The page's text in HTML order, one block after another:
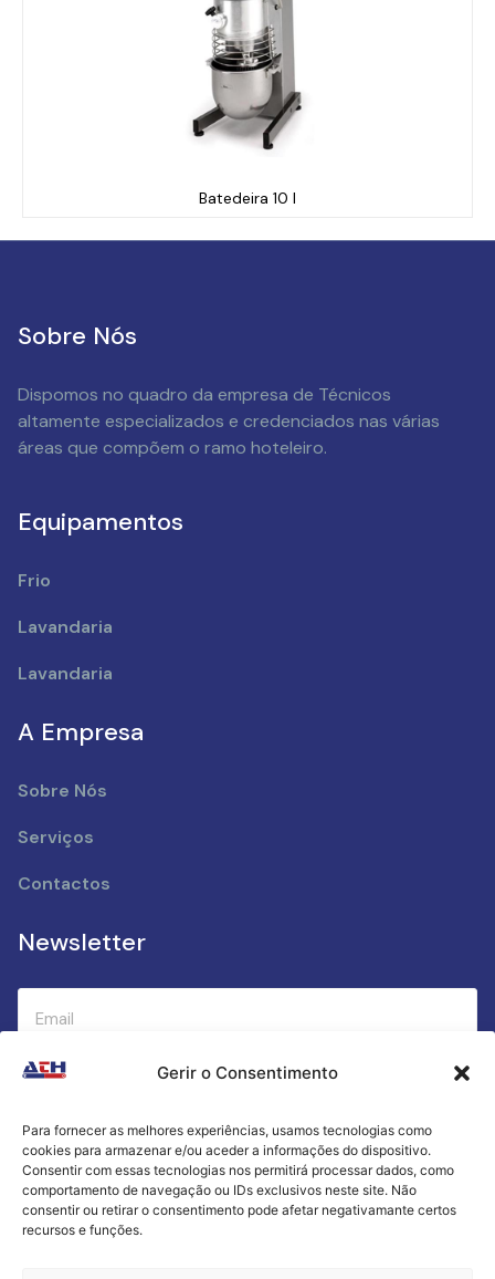
Gerir o Consentimento
Para fornecer as melhores experiências, usamos tecnologias como
cookies para armazenar e/ou aceder a informações do dispositivo.
Consentir com essas tecnologias nos permitirá processar dados, como
comportamento de navegação ou IDs exclusivos neste site. Não
consentir ou retirar o consentimento pode afetar negativamante certos
recursos e funções.
Batedeira 10 l
Sobre Nós
Dispomos no quadro da empresa de Técnicos
altamente especializados e credenciados nas várias
áreas que compõem o ramo hoteleiro.
Equipamentos
Frio
Lavandaria
Lavandaria
A Empresa
Sobre Nós
Serviços
Contactos
Newsletter
Submeter
Criamos a cozinha perfeita para o seu sucesso
gastronómico!